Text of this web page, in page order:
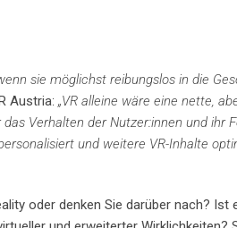
sie möglichst reibungslos in die
Austria: „VR alleine wäre eine nette,
Verhalten der Nutzer:innen und ihr
und weitere VR-Inhalte
oder denken Sie darüber nach? Ist